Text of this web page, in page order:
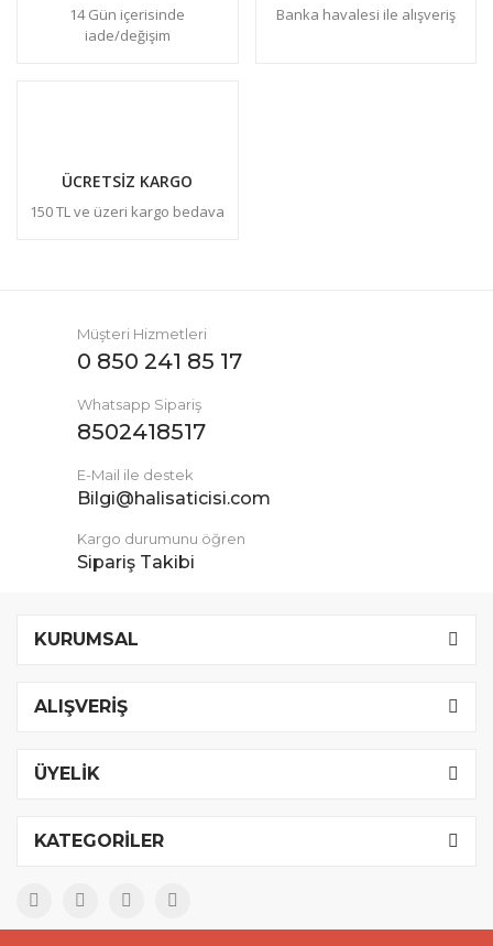
14 Gün içerisinde
iade/değişim
Banka havalesi ile alışveriş
ÜCRETSİZ KARGO
150 TL ve üzeri kargo bedava
Müşteri Hizmetleri
0 850 241 85 17
Whatsapp Sipariş
8502418517
E-Mail ile destek
Bilgi@halisaticisi.com
Kargo durumunu öğren
Sipariş Takibi
KURUMSAL
ALIŞVERİŞ
ÜYELİK
KATEGORİLER